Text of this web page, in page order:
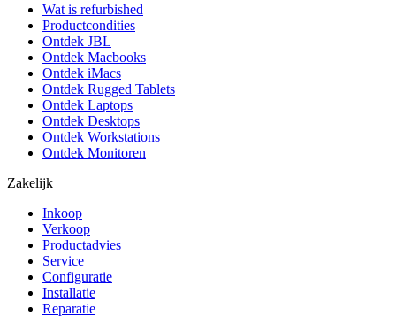
Wat is refurbished
Productcondities
Ontdek JBL
Ontdek Macbooks
Ontdek iMacs
Ontdek Rugged Tablets
Ontdek Laptops
Ontdek Desktops
Ontdek Workstations
Ontdek Monitoren
Zakelijk
Inkoop
Verkoop
Productadvies
Service
Configuratie
Installatie
Reparatie